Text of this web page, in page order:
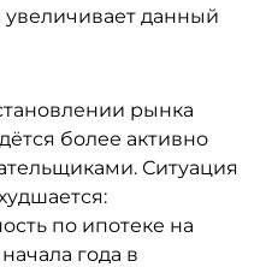
увеличивает данный
рынка
более активно
Ситуация
по ипотеке на
года в